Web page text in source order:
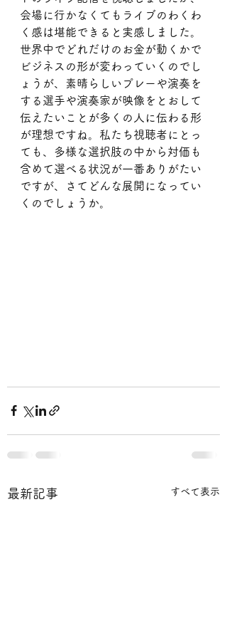
会場に行かなくてもライブのわくわ
く感は堪能できると実感しました。
世界中でどれだけのお金が動くかで
ビジネスの形が変わっていくのでし
ょうが、素晴らしいプレーや演奏を
する選手や演奏家が映像をとおして
伝えたいことが多くの人に伝わる形
が理想ですね。私たち視聴者にとっ
ても、多様な選択肢の中から対価も
含めて選べる状況が一番ありがたい
ですが、さてどんな展開になってい
くのでしょうか。
最新記事 すべて表示